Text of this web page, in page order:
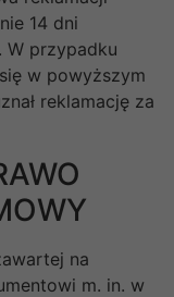
14 dni
W przypadku
w powyższym
reklamację za
na
m. in. w